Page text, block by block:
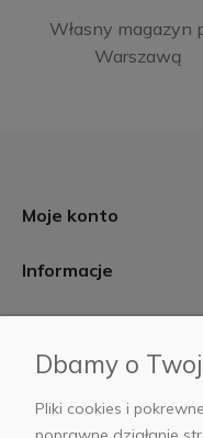
Własny magazyn
Warszawą
Moje konto
Informacje
AB Foto
Dbamy o
Pliki cookies i